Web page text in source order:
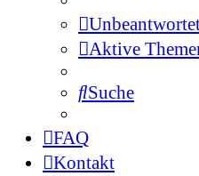
Aktive
Suche
FAQ
Kontakt